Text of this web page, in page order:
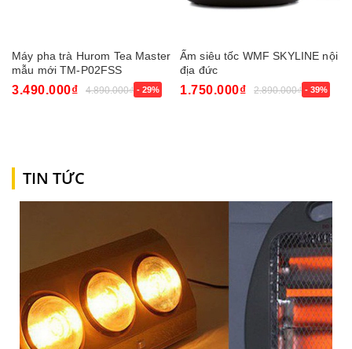
Máy pha trà Hurom Tea Master
mẫu mới TM-P02FSS
3.490.000₫ 4.890.000₫ - 29%
Ấm siêu tốc WMF SKYLINE nội
địa đức
1.750.000₫ 2.890.000₫ - 39%
TIN TỨC